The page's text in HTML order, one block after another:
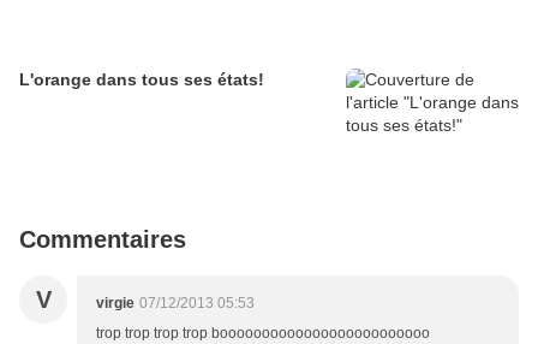
L'orange dans tous ses états!
Commentaires
V virgie 07/12/2013 05:53
trop trop trop trop booooooooooooooooooooooooo